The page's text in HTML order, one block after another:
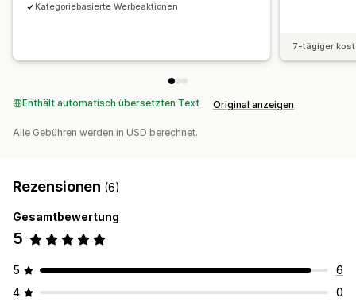
Kategoriebasierte Werbeaktionen
7-tägiger
Enthält automatisch übersetzten Text Original anzeigen
Alle Gebühren werden in USD berechnet.
Rezensionen (6)
Gesamtbewertung
5
5
6
4
0